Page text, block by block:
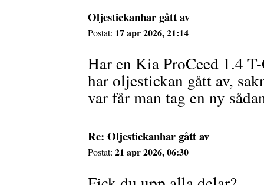
Oljestickanhar gått av
Postat: 17 apr 2026, 21:14
Har en Kia ProCeed 1.4
har oljestickan gått av,
var får man tag en ny
Re: Oljestickanhar gått av
Postat:21 apr 2026, 06:30